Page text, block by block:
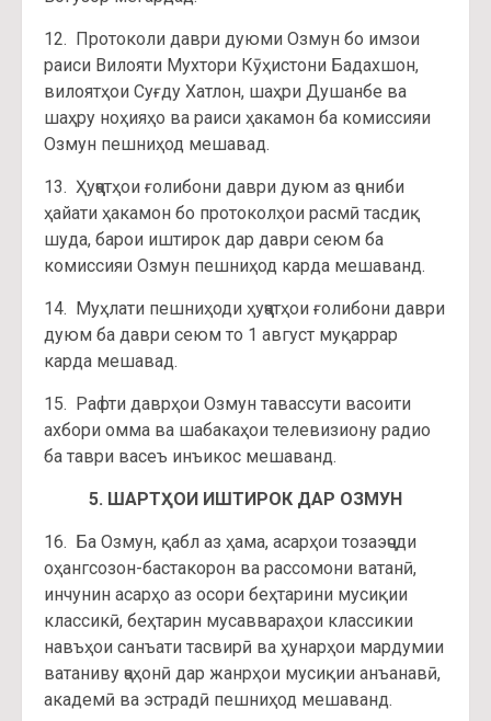
12. Протоколи даври дуюми Озмун бо имзои
раиси Вилояти Мухтори Кӯҳистони Бадахшон,
вилоятҳои Суғду Хатлон, шаҳри Душанбе ва
шаҳру ноҳияҳо ва раиси ҳакамон ба комиссияи
Озмун пешниҳод мешавад.
13. Ҳуҷҷатҳои ғолибони даври дуюм аз ҷониби
ҳайати ҳакамон бо протоколҳои расмӣ тасдиқ
шуда, барои иштирок дар даври сеюм ба
комиссияи Озмун пешниҳод карда мешаванд.
14. Муҳлати пешниҳоди ҳуҷҷатҳои ғолибони даври
дуюм ба даври сеюм то 1 август муқаррар
карда мешавад.
15. Рафти даврҳои Озмун тавассути васоити
ахбори омма ва шабакаҳои телевизиону радио
ба таври васеъ инъикос мешаванд.
5. ШАРТҲОИ ИШТИРОК ДАР ОЗМУН
16. Ба Озмун, қабл аз ҳама, асарҳои тозаэҷоди
оҳангсозон-бастакорон ва рассомони ватанӣ,
инчунин асарҳо аз осори беҳтарини мусиқии
классикӣ, беҳтарин мусаввараҳои классикии
навъҳои санъати тасвирӣ ва ҳунарҳои мардумии
ватаниву ҷаҳонӣ дар жанрҳои мусиқии анъанавӣ,
академӣ ва эстрадӣ пешниҳод мешаванд.